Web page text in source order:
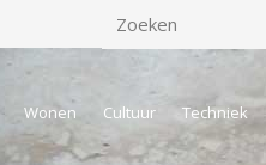
Wonen Cultuur Techniek